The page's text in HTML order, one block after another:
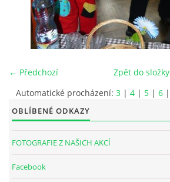
← Předchozí
Zpět do složky
Automatické procházení: 3 | 4 | 5 | 6 |
OBLÍBENÉ ODKAZY
FOTOGRAFIE Z NAŠICH AKCÍ
Facebook